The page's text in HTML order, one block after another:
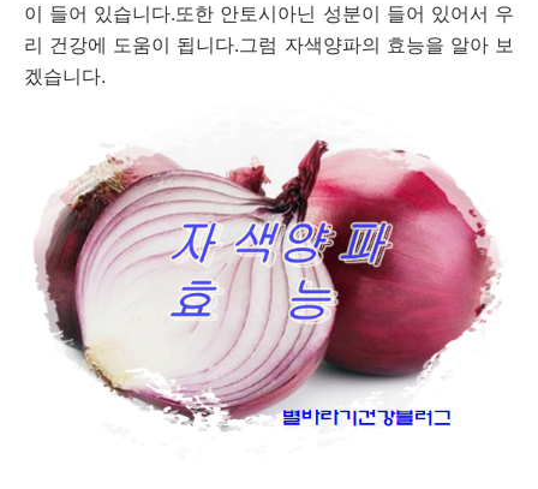
이 들어 있습니다.또한 안토시아닌 성분이 들어 있어서 우
리 건강에 도움이 됩니다.그럼 자색양파의 효능을 알아 보
겠습니다.